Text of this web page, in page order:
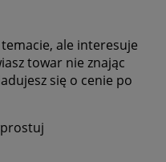
ale interesuje
towar nie znając
się o cenie po